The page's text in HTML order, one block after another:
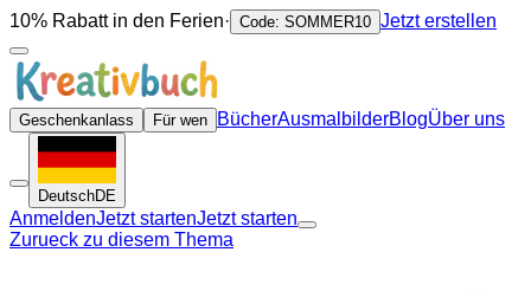
10% Rabatt in den Ferien· Code: SOMMER10 Jetzt erstellen
Geschenkanlass Für wen BücherAusmalbilderBlogÜber uns
DeutschDE
AnmeldenJetzt startenJetzt starten
Zurueck zu diesem Thema